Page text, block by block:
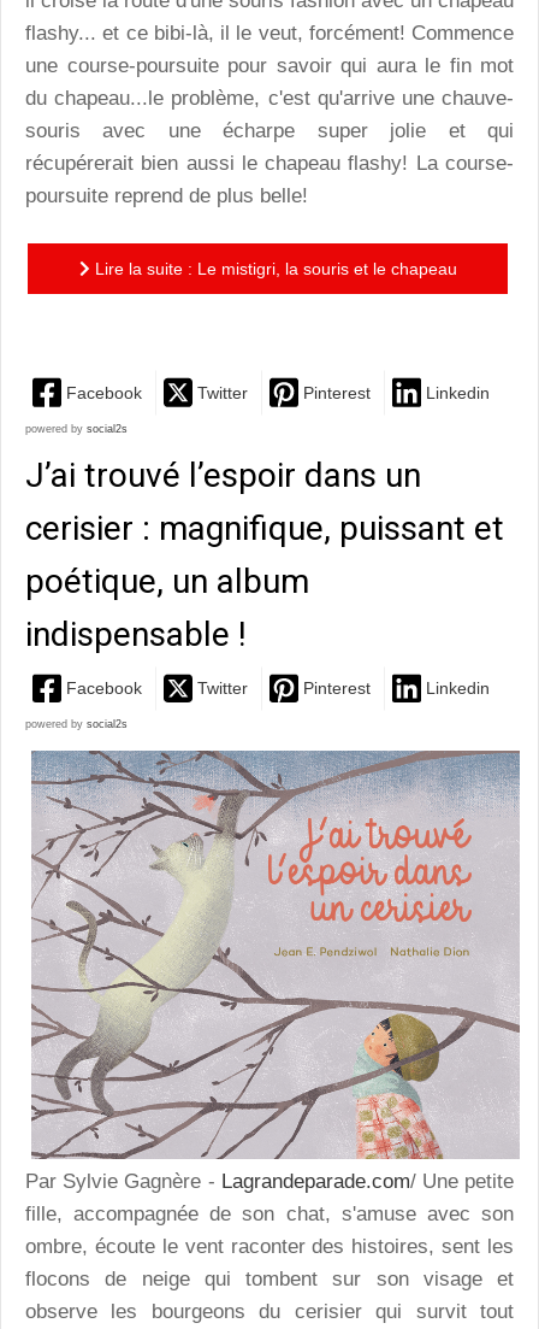
flashy... et ce bibi-là, il le veut, forcément! Commence
une course-poursuite pour savoir qui aura le fin mot
du chapeau...le problème, c'est qu'arrive une chauve-
souris avec une écharpe super jolie et qui
récupérerait bien aussi le chapeau flashy! La course-
poursuite reprend de plus belle!
Lire la suite : Le mistigri, la souris et le chapeau
Facebook Twitter Pinterest Linkedin
powered by social2s
J’ai trouvé l’espoir dans un
cerisier : magnifique, puissant et
poétique, un album
indispensable !
Facebook Twitter Pinterest Linkedin
powered by social2s
Par Sylvie Gagnère - Lagrandeparade.com/ Une petite
fille, accompagnée de son chat, s'amuse avec son
ombre, écoute le vent raconter des histoires, sent les
flocons de neige qui tombent sur son visage et
observe les bourgeons du cerisier qui survit tout